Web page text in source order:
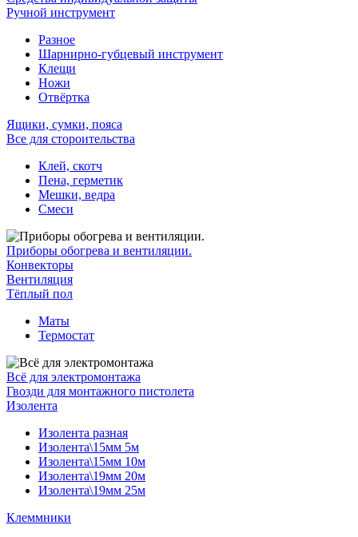
Ручной инструмент
Разное
Шарнирно-губцевый инструмент
Клещи
Ножи
Отвёртка
Ящики, сумки, пояса
Все для стороительства
Клей, скотч
Пена, герметик
Мешки, ведра
Смеси
Приборы обогрева и вентиляции.
Конвекторы
Вентиляция
Тёплый пол
Маты
Термостат
Всё для электромонтажа
Гвозди для монтажного пистолета
Изолента
Изолента разная
Изолента\15мм 5м
Изолента\15мм 10м
Изолента\19мм 20м
Изолента\19мм 25м
Клеммники